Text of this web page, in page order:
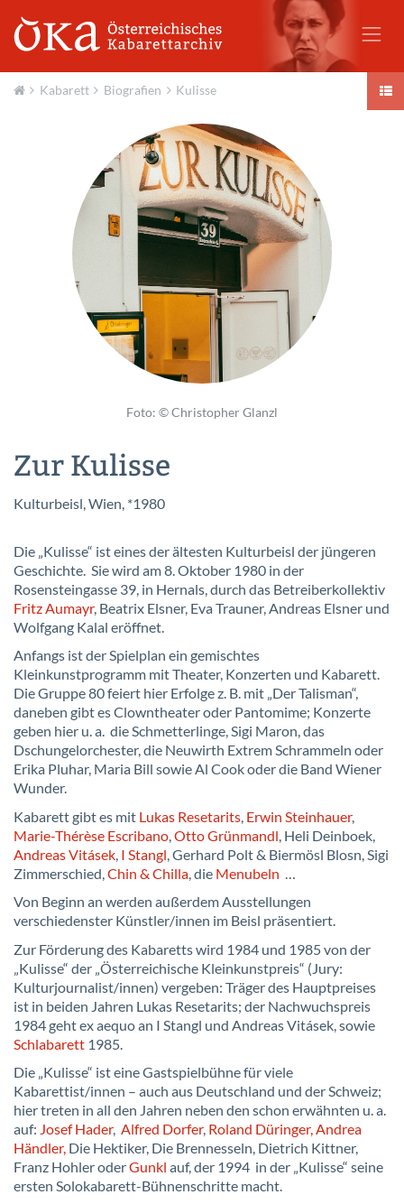
Kabarett Biografien Kulisse
Foto: © Christopher Glanzl
Zur Kulisse
Kulturbeisl, Wien, *1980
Die „Kulisse“ ist eines der ältesten Kulturbeisl der jüngeren
Geschichte. Sie wird am 8. Oktober 1980 in der
Rosensteingasse 39, in Hernals, durch das Betreiberkollektiv
Fritz Aumayr, Beatrix Elsner, Eva Trauner, Andreas Elsner und
Wolfgang Kalal eröffnet.
Anfangs ist der Spielplan ein gemischtes
Kleinkunstprogramm mit Theater, Konzerten und Kabarett.
Die Gruppe 80 feiert hier Erfolge z. B. mit „Der Talisman“,
daneben gibt es Clowntheater oder Pantomime; Konzerte
geben hier u. a. die Schmetterlinge, Sigi Maron, das
Dschungelorchester, die Neuwirth Extrem Schrammeln oder
Erika Pluhar, Maria Bill sowie Al Cook oder die Band Wiener
Wunder.
Kabarett gibt es mit Lukas Resetarits, Erwin Steinhauer,
Marie-Thérèse Escribano,Otto Grünmandl, Heli Deinboek,
Andreas Vitásek, I Stangl, Gerhard Polt & Biermösl Blosn, Sigi
Zimmerschied,Chin & Chilla, die Menubeln …
Von Beginn an werden außerdem Ausstellungen
verschiedenster Künstler/innen im Beisl präsentiert.
Zur Förderung des Kabaretts wird 1984 und 1985 von der
„Kulisse“ der „Österreichische Kleinkunstpreis“ (Jury:
Kulturjournalist/innen) vergeben: Träger des Hauptpreises
ist in beiden Jahren Lukas Resetarits; der Nachwuchspreis
1984 geht ex aequo an I Stangl und Andreas Vitásek, sowie
Schlabarett 1985.
Die „Kulisse“ ist eine Gastspielbühne für viele
Kabarettist/innen – auch aus Deutschland und der Schweiz;
hier treten in all den Jahren neben den schon erwähnten u. a.
auf: Josef Hader, Alfred Dorfer, Roland Düringer,Andrea
Händler, Die Hektiker, Die Brennesseln, Dietrich Kittner,
Franz Hohler oderGunkl auf, der 1994 in der „Kulisse“ seine
ersten Solokabarett-Bühnenschritte macht.